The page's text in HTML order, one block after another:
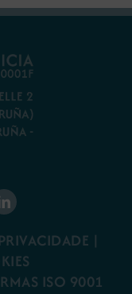
|
ISO 9001